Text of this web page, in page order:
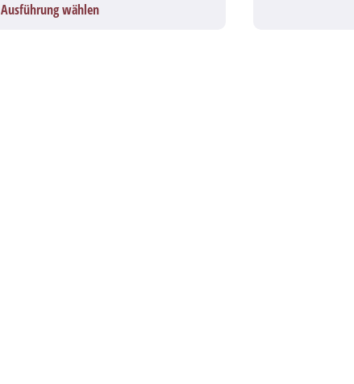
Ausführung wählen